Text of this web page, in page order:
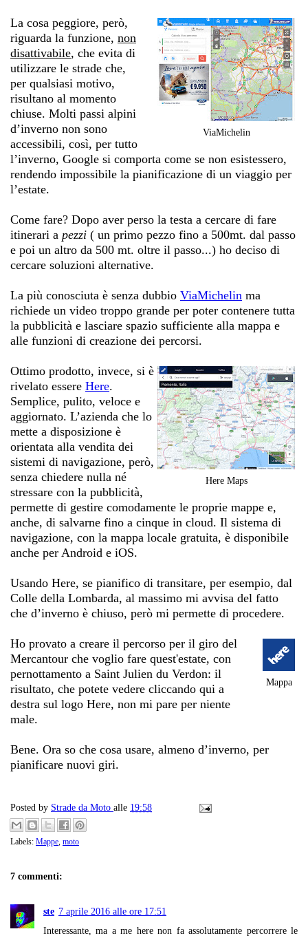
ViaMichelin
La cosa peggiore, però,
riguarda la funzione, non
disattivabile, che evita di
utilizzare le strade che,
per qualsiasi motivo,
risultano al momento
chiuse. Molti passi alpini
d’inverno non sono
accessibili, così, per tutto
l’inverno, Google si comporta come se non esistessero,
rendendo impossibile la pianificazione di un viaggio per
l’estate.
Come fare? Dopo aver perso la testa a cercare di fare
itinerari a pezzi ( un primo pezzo fino a 500mt. dal passo
e poi un altro da 500 mt. oltre il passo...) ho deciso di
cercare soluzioni alternative.
La più conosciuta è senza dubbio ViaMichelin ma
richiede un video troppo grande per poter contenere tutta
la pubblicità e lasciare spazio sufficiente alla mappa e
alle funzioni di creazione dei percorsi.
Here Maps
Ottimo prodotto, invece, si è
rivelato essere Here.
Semplice, pulito, veloce e
aggiornato. L’azienda che lo
mette a disposizione è
orientata alla vendita dei
sistemi di navigazione, però,
senza chiedere nulla né
stressare con la pubblicità,
permette di gestire comodamente le proprie mappe e,
anche, di salvarne fino a cinque in cloud. Il sistema di
navigazione, con la mappa locale gratuita, è disponibile
anche per Android e iOS.
Usando Here, se pianifico di transitare, per esempio, dal
Colle della Lombarda, al massimo mi avvisa del fatto
che d’inverno è chiuso, però mi permette di procedere.
Mappa
Ho provato a creare il percorso per il giro del
Mercantour che voglio fare quest'estate, con
pernottamento a Saint Julien du Verdon: il
risultato, che potete vedere cliccando qui a
destra sul logo Here, non mi pare per niente
male.
Bene. Ora so che cosa usare, almeno d’inverno, per
pianificare nuovi giri.
Posted by Strade da Moto alle 19:58
Labels: Mappe moto
7 commenti:
ste 7 aprile 2016 alle ore 17:51
Interessante, ma a me here non fa assolutamente percorrere le